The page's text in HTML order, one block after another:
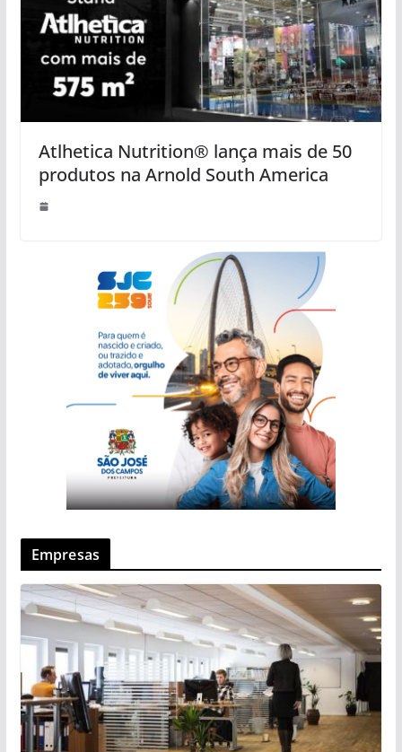
Atlhetica Nutrition® lança mais de 50
produtos na Arnold South America
Empresas